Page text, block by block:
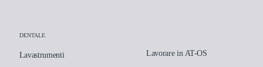
DENTALE
Lavastrumenti Lavorare in AT-OS